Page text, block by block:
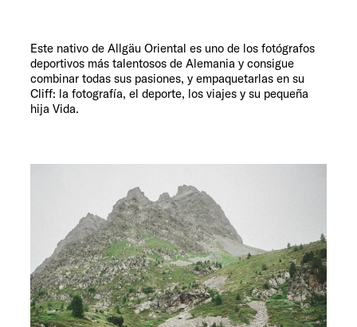
Este nativo de Allgäu Oriental es uno de los fotógrafos
deportivos más talentosos de Alemania y consigue
combinar todas sus pasiones, y empaquetarlas en su
Cliff: la fotografía, el deporte, los viajes y su pequeña
hija Vida.